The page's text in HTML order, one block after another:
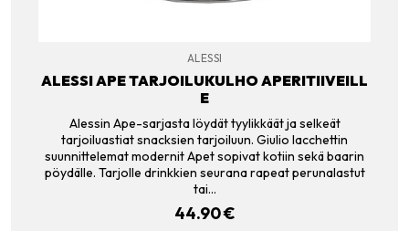
ALESSI
ALESSI APE TARJOILUKULHO APERITIIVEILL
E
Alessin Ape-sarjasta löydät tyylikkäät ja selkeät
tarjoiluastiat snacksien tarjoiluun. Giulio Iacchettin
suunnittelemat modernit Apet sopivat kotiin sekä baarin
pöydälle. Tarjolle drinkkien seurana rapeat perunalastut
tai…
44.90€